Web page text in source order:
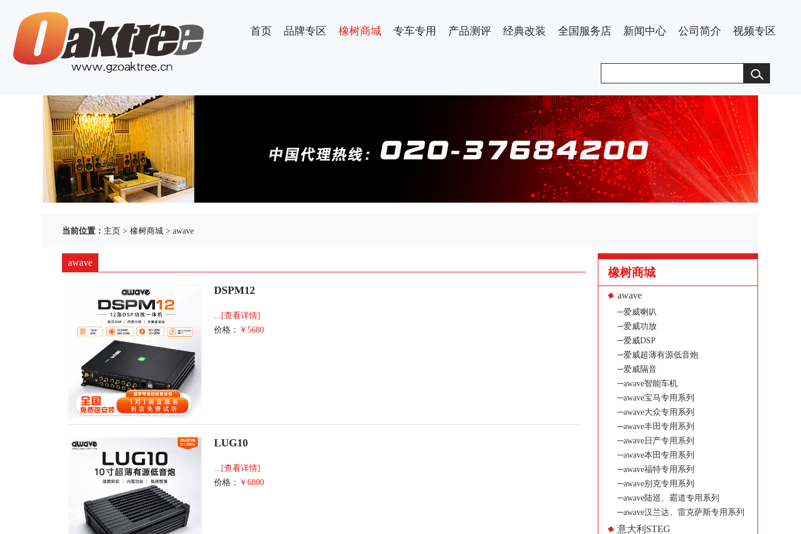
首页 品牌专区 橡树商城 专车专用 产品测评 经典改装 全国服务店 新闻中心 公司简介 视频专区
当前位置： 主页 > 橡树商城 > awave
awave
DSPM12
... [查看详情]
价格： ￥5680
LUG10
... [查看详情]
价格： ￥6800
橡树商城
awave
─爱威喇叭
─爱威功放
─爱威DSP
─爱威超薄有源低音炮
─爱威隔音
─awave智能车机
─awave宝马专用系列
─awave大众专用系列
─awave丰田专用系列
─awave日产专用系列
─awave本田专用系列
─awave福特专用系列
─awave别克专用系列
─awave陆巡、霸道专用系列
─awave汉兰达、雷克萨斯专用系列
意大利STEG